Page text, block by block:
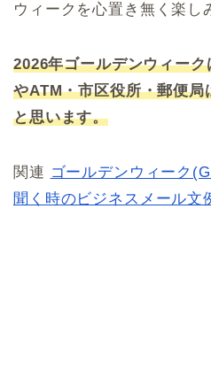
ウィークを心置き無く楽し
2026年ゴールデンウィー
やATM・市区役所・郵便
と思います。
関連 ゴールデンウィーク
聞く時のビジネスメール文